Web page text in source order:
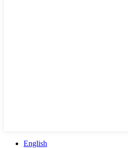
English